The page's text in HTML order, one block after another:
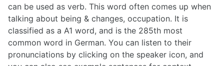
can be used as verb. This word often comes up when
talking about being & changes, occupation. It is
classified as a A1 word, and is the 285th most
common word in German. You can listen to their
pronunciations by clicking on the speaker icon, and